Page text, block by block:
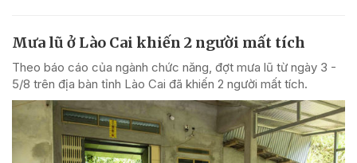
Mưa lũ ở Lào Cai khiến 2 người mất tích
Theo báo cáo của ngành chức năng, đợt mưa lũ từ ngày 3 -
5/8 trên địa bàn tỉnh Lào Cai đã khiến 2 người mất tích.